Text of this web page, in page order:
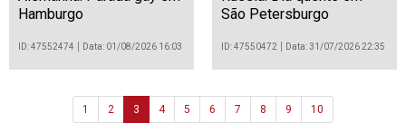
Hamburgo
ID: 47552474 Data: 01/08/2026 16:03
São Petersburgo
ID: 47550472 Data: 31/07/2026 22:35
1 2 3 4 5 6 7 8 9 10